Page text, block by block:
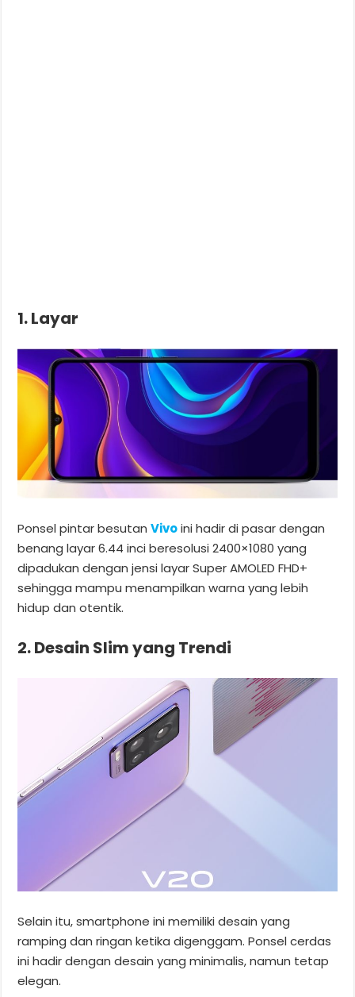
1. Layar
Ponsel pintar besutanVivoini hadir di pasar dengan
benang layar 6.44 inci beresolusi 2400×1080 yang
dipadukan dengan jensi layar Super AMOLED FHD+
sehingga mampu menampilkan warna yang lebih
hidup dan otentik.
2. Desain Slim yang Trendi
Selain itu, smartphone ini memiliki desain yang
ramping dan ringan ketika digenggam. Ponsel cerdas
ini hadir dengan desain yang minimalis, namun tetap
elegan.